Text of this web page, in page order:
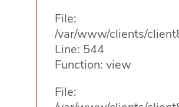
File:
/var/www/clients/
Line: 544
Function: view
File: